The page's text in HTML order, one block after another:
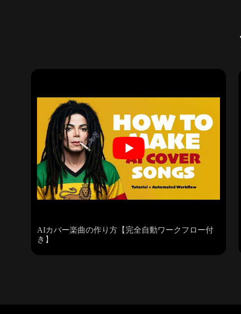
AIカバー楽曲の作り方【完全自動ワークフロー付
き】